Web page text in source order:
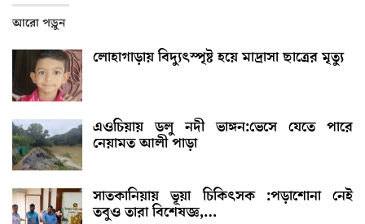
আরো পড়ুন
লোহাগাড়ায় বিদ্যুৎস্পৃষ্ট হয়ে মাদ্রাসা ছাত্রের মৃত্যু
এওচিয়ায় ডলু নদী ভাঙ্গন:ভেসে যেতে পারে
নেয়ামত আলী পাড়া
সাতকানিয়ায় ভূয়া চিকিৎসক :পড়াশোনা নেই
তবুও তারা বিশেষজ্ঞ,…